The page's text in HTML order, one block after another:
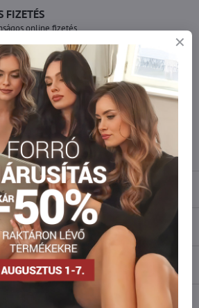
FIZETÉS
online fizetés
terméket rendelni mint
van?
lépni velünk, raktárra szállítjuk az árut!